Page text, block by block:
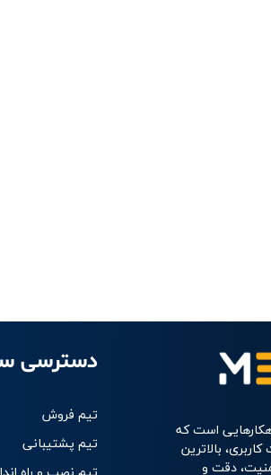
دسترسی
تیم فروش
تیم پشتیبانی